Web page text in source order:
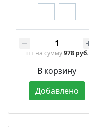
шт на сумму978 руб.
В корзину
Добавлено